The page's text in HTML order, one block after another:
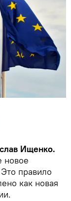
Ищенко.
новое
правило
как новая